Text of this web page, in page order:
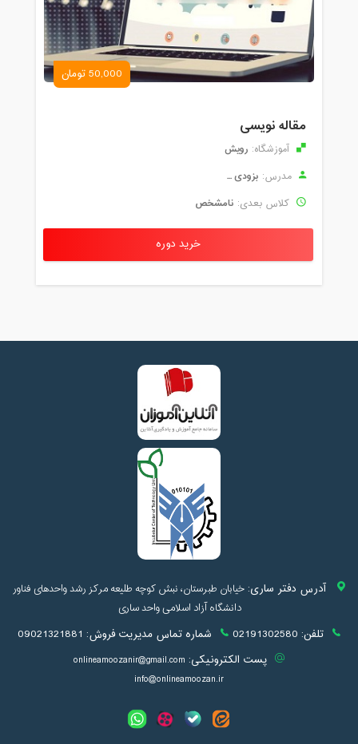
50,000 تومان
مقاله نویسی
آموزشگاه: رویش
مدرس: بزودی ...
کلاس بعدی: نامشخص
خرید دوره
آدرس دفتر ساری:خیابان طبرستان، نبش کوچه طلیعه مرکز رشد واحدهای فناور
دانشگاه آزاد اسلامی واحد ساری
تلفن: 02191302580 شماره تماس مدیریت فروش: 09021321881
پست الکترونیکی: onlineamoozanir@gmail.com
info@onlineamoozan.ir